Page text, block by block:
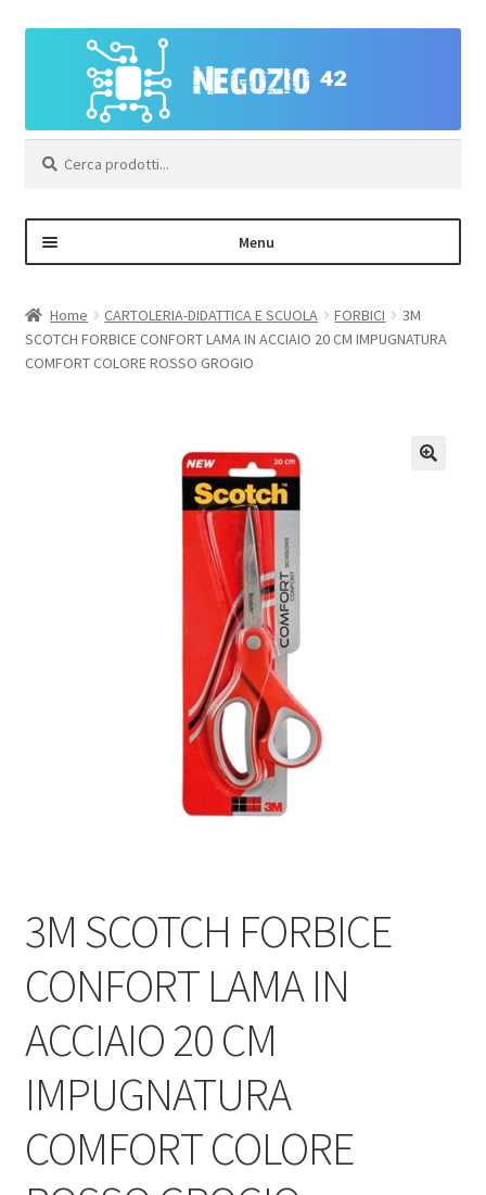
navigazione
contenuto
Menu
Area Personale – Registrazione
Home CARTOLERIA-DIDATTICA E SCUOLA FORBICI
3M
SCOTCH FORBICE CONFORT LAMA IN ACCIAIO 20 CM IMPUGNATURA
COMFORT COLORE ROSSO GROGIO
3M SCOTCH FORBICE
CONFORT LAMA IN
ACCIAIO 20 CM
IMPUGNATURA
COMFORT COLORE